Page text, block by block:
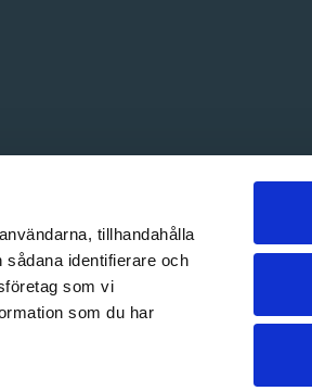
tillhandahålla
identifierare och
som vi
som du har